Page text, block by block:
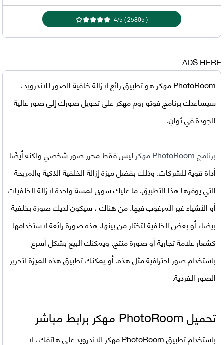
(
25805
)
4/5
ADS HERE
PhotoRoom مهكر
هو تطبيق رائع لإزالة خلفية الصور للاندرويد،
سيساعدكبرنامج فوتو روم مهكرعلى تحويل صورك إلى صور عالية
الجودة في ثوانٍ.
برنامج PhotoRoom مهكر
ليس فقط محرر صور شخصي ولكنه أيضًا
أداة قوية للشركات. وذلك بفضل ميزة إزالة الخلفية الذكية والمريحة
التي يوفرها هذا التطبيق. ما عليك سوى لمسة واحدة لإزالة الخلفيات
أو الأشياء غير المرغوب فيها. من هناك ، سيكون لديك صورة بخلفية
بيضاء أو بعض الخلفية لتختار من بينها. هذه صورة رائعة لاستخدامها
كشعار علامة تجارية أو صورة منتج. ويمكنك البيع بشكل أسرع
باستخدام صور احترافية مثل هذه. أو يمكنك تطبيق هذه الميزة لتحرير
الصور الفردية.
تحميلPhotoRoom مهكر برابط مباشر
باستخدامتطبيقPhotoRoom مهكر للاندرويد
على هاتفك، لا